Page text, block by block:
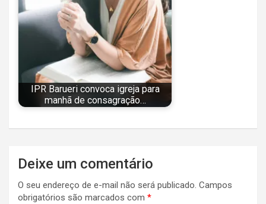
IPR Barueri convoca igreja para
manhã de consagração…
Navegação
de
Post
Deixe um comentário
O seu endereço de e-mail não será publicado. Campos
obrigatórios são marcados com *